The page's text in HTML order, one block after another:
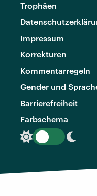
Trophäen
Impressum
Korrekturen
Kommentarregeln
Gender und
Barrierefreiheit
Farbschema